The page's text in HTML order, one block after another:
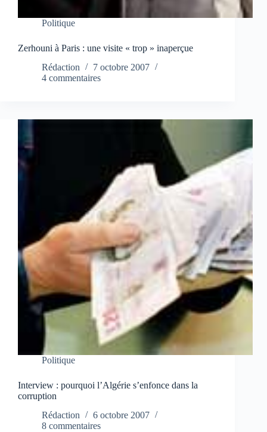
Politique
Zerhouni à Paris : une visite « trop » inaperçue
Rédaction
7 octobre 2007
4 commentaires
Politique
Interview : pourquoi l’Algérie s’enfonce dans la
corruption
Rédaction
6 octobre 2007
8 commentaires